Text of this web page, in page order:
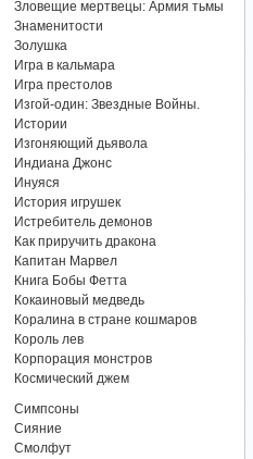
Зловещие мертвецы: Армия тьмы
Знаменитости
Золушка
Игра в кальмара
Игра престолов
Изгой-один: Звездные Войны.
Истории
Изгоняющий дьявола
Индиана Джонс
Инуяся
История игрушек
Истребитель демонов
Как приручить дракона
Капитан Марвел
Книга Бобы Фетта
Кокаиновый медведь
Коралина в стране кошмаров
Король лев
Корпорация монстров
Космический джем
Симпсоны
Сияние
Смолфут